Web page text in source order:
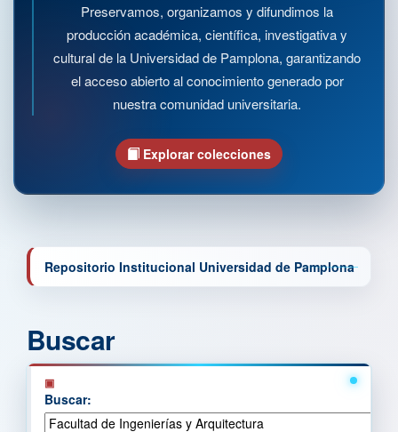
Preservamos, organizamos y difundimos la
producción académica, científica, investigativa y
cultural de la Universidad de Pamplona, garantizando
el acceso abierto al conocimiento generado por
nuestra comunidad universitaria.
Explorar colecciones
Repositorio Institucional Universidad de Pamplona
Buscar
Buscar: